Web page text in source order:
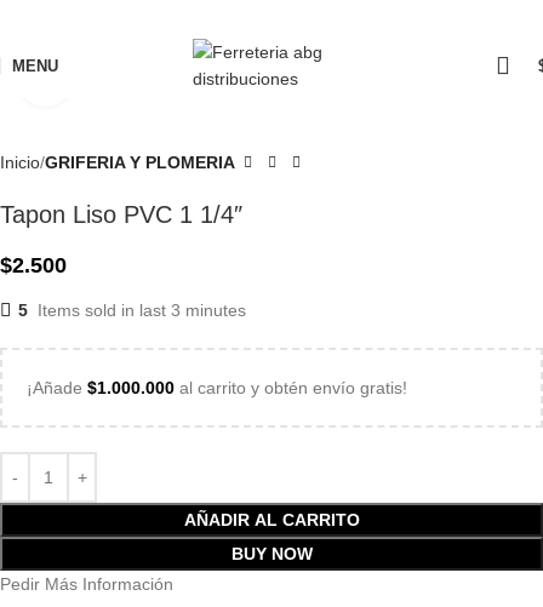
MENU
Inicio GRIFERIA Y PLOMERIA
Tapon Liso PVC 1 1/4″
$2.500
5 Items sold in last 3 minutes
¡Añade $1.000.000 al carrito y obtén envío gratis!
AÑADIR AL CARRITO
BUY NOW
Pedir Más Información